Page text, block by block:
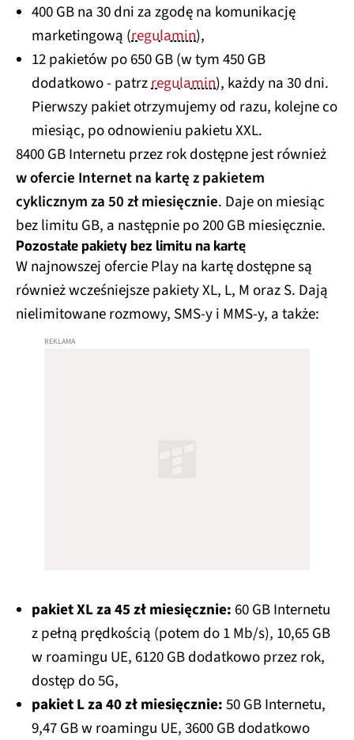
400 GB na 30 dni za zgodę na komunikację
marketingową (regulamin),
12 pakietów po 650 GB (w tym 450 GB
dodatkowo - patrzregulamin), każdy na 30 dni.
Pierwszy pakiet otrzymujemy od razu, kolejne co
miesiąc, po odnowieniu pakietu XXL.
8400 GB Internetu przez rok dostępne jest również
w ofercie Internet na kartę z pakietem
cyklicznym za 50 zł miesięcznie. Daje on miesiąc
bez limitu GB, a następnie po 200 GB miesięcznie.
Pozostałe pakiety bez limitu na kartę
W najnowszej ofercie Play na kartę dostępne są
również wcześniejsze pakiety XL, L, M oraz S. Dają
nielimitowane rozmowy, SMS-y i MMS-y, a także:
pakiet XL za 45 zł miesięcznie: 60 GB Internetu
z pełną prędkością (potem do 1 Mb/s), 10,65 GB
w roamingu UE, 6120 GB dodatkowo przez rok,
dostęp do 5G,
pakiet L za 40 zł miesięcznie:50 GB Internetu,
9,47 GB w roamingu UE, 3600 GB dodatkowo